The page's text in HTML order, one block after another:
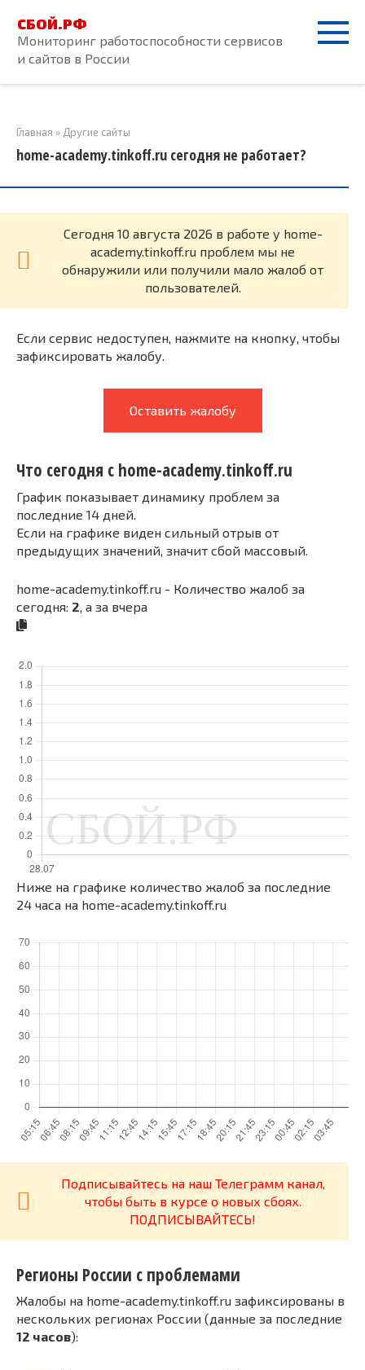
контенту
СБОЙ.РФ
Мониторинг работоспособности сервисов
и сайтов в России
Главная » Другие сайты
home-academy.tinkoff.ru сегодня не работает?
Cегодня 10 августа 2026 в работе у home-
academy.tinkoff.ru проблем мы не
обнаружили или получили мало жалоб от
пользователей.
Если сервис недоступен, нажмите на кнопку, чтобы
зафиксировать жалобу.
Оставить жалобу
Что сегодня с home-academy.tinkoff.ru
График показывает динамику проблем за
последние 14 дней.
Если на графике виден сильный отрыв от
предыдущих значений, значит сбой массовый.
home-academy.tinkoff.ru - Количество жалоб за
сегодня: 2 , а за вчера
Ниже на графике количество жалоб за последние
24 часа на home-academy.tinkoff.ru
Подписывайтесь на наш Телеграмм канал,
чтобы быть в курсе о новых сбоях.
ПОДПИСЫВАЙТЕСЬ!
Регионы России с проблемами
Жалобы на home-academy.tinkoff.ru зафиксированы в
нескольких регионах России (данные за последние
12 часов):